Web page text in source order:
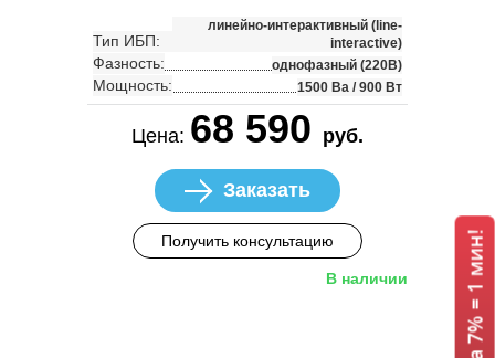
Тип ИБП:
линейно-интерактивный (line-
interactive)
Фазность: однофазный (220В)
Мощность: 1500 Ва / 900 Вт
Цена: 68 590 руб.
Заказать
Получить консультацию
В наличии